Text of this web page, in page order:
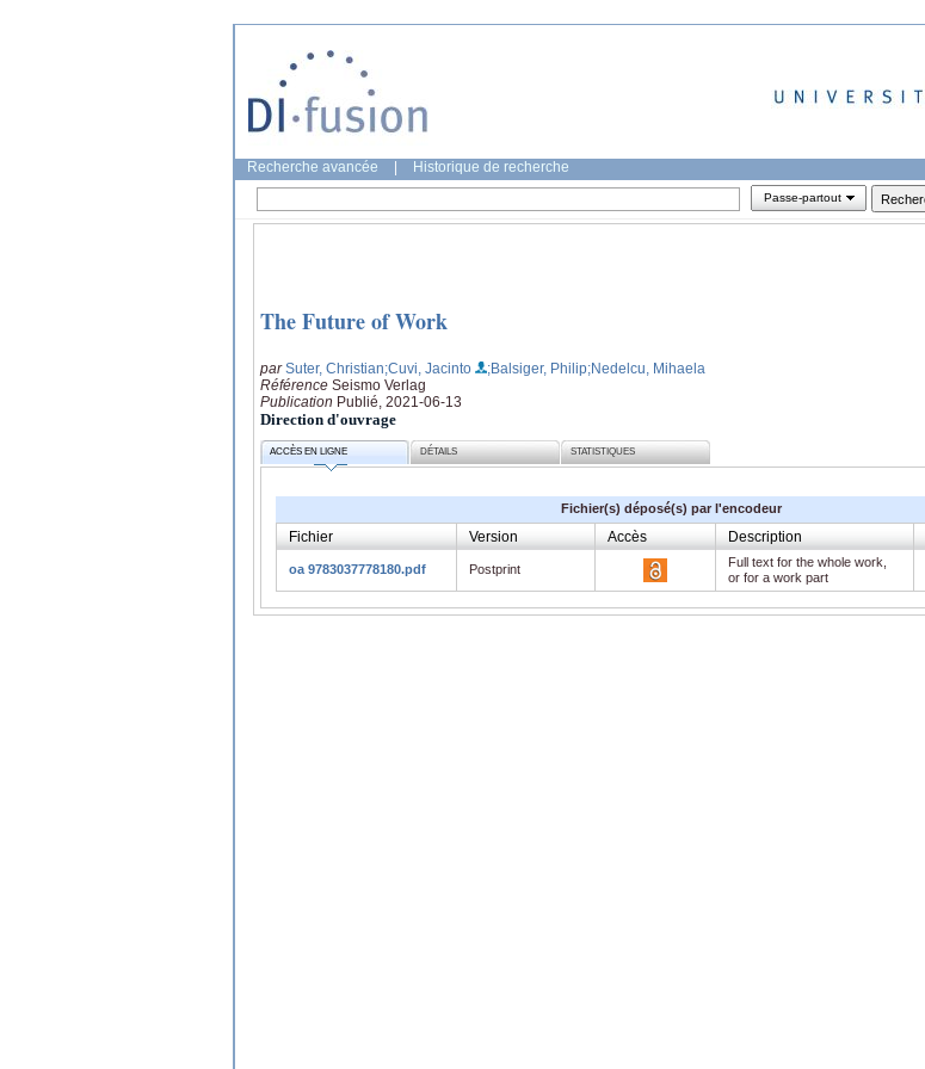
Recherche avancée Historique de recherche
Passe-partout
The Future of Work
parSuter, Christian;Cuvi, Jacinto ;Balsiger, Philip;Nedelcu, Mihaela
Référence Seismo Verlag
Publication Publié, 2021-06-13
Direction d'ouvrage
ACCÈS EN LIGNE DÉTAILS STATISTIQUES
Fichier(s) déposé(s) par l'encodeur
Fichier Version Accès Description
oa 9783037778180.pdf Postprint
Full text for the whole work,
or for a work part